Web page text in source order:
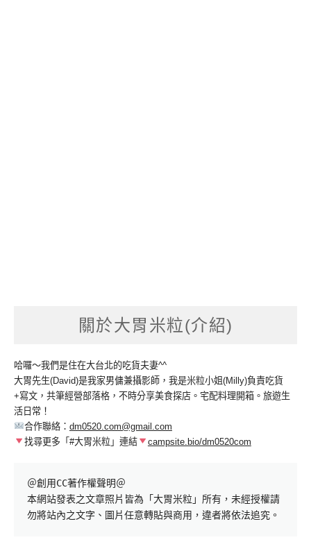
關於大胃米粒(介紹)
哈囉～我們是住在大台北的吃貨夫妻^^
大胃先生(David)是我家男傭兼攝影師，我是米粒小姐(Milly)負責吃貨
+寫文，共筆經營部落格，不時分享美食探店。宅配料理開箱。旅遊生
活日常！
合作聯絡： dm0520.com@gmail.com
找尋更多「#大胃米粒」連結
campsite.bio/dm0520com
＠創用CC著作權聲明＠
本網站發表之文章照片皆為「大胃米粒」所有，未經授權請
勿將站內之文字、圖片任意轉貼與商用，違者將依法追究。